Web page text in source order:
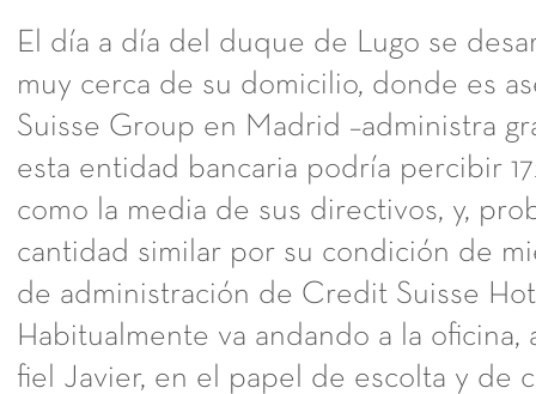
El día a día del duque de Lugo se
muy cerca de su domicilio, donde es
Suisse Group en Madrid –administra
esta entidad bancaria podría percibir
como la media de sus directivos, y,
cantidad similar por su condición de
de administración de Credit Suisse
Habitualmente va andando a la oficina,
fiel Javier, en el papel de escolta y de